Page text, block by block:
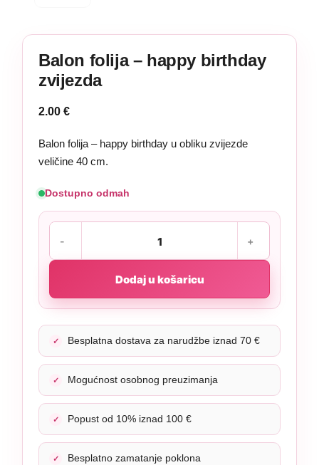
Balon folija – happy birthday
zvijezda
2.00 €
Balon folija – happy birthday u obliku zvijezde
veličine 40 cm.
Dostupno odmah
Dodaj u košaricu
Besplatna dostava za narudžbe iznad 70 €
Mogućnost osobnog preuzimanja
Popust od 10% iznad 100 €
Besplatno zamatanje poklona